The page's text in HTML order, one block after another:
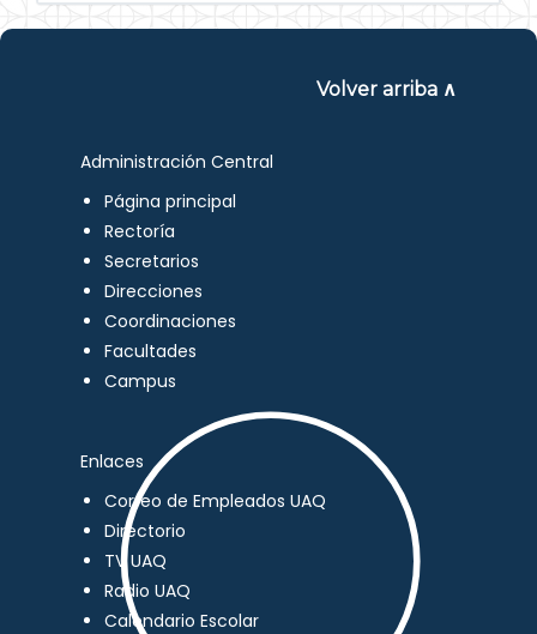
Volver arriba ∧
Administración Central
Página principal
Rectoría
Secretarios
Direcciones
Coordinaciones
Facultades
Campus
Enlaces
Correo de Empleados UAQ
Directorio
TV UAQ
Radio UAQ
Calendario Escolar